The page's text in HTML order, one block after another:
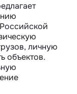
личную
объектов.